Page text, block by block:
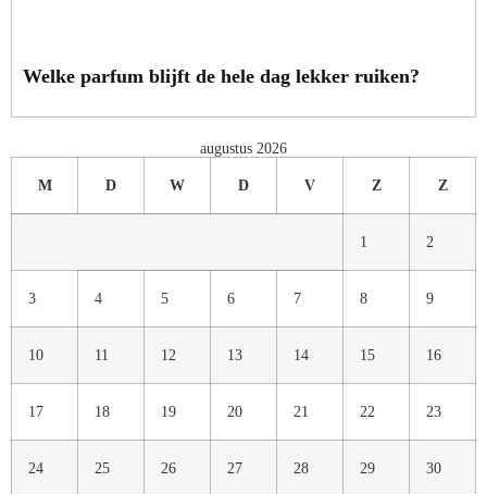
Welke parfum blijft de hele dag lekker ruiken?
augustus 2026
M D W D V Z Z
1 2
3 4 5 6 7 8 9
10 11 12 13 14 15 16
17 18 19 20 21 22 23
24 25 26 27 28 29 30